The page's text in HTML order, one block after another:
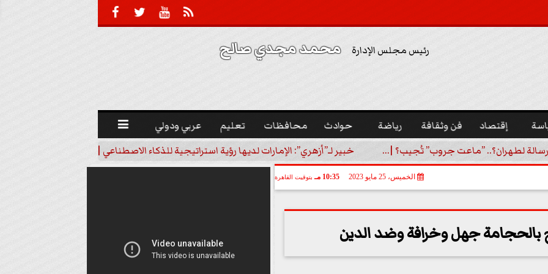
  

رئيس مجلس الإدارة محمد مجدي صالح
إقتصاد فن وثقافة رياضة حوادث محافظات تعليم عربي ودولي 
لطهران؟.. ”ماعت جروب” تُجيب؟ |... خبير لـ”أزهري”: الإمارات لديها رؤية استراتيجية للذكاء الاصطناعي | فيديو
الخميس، 25 مايو 2023 10:35 مـ بتوقيت القاهرة
بالحجامة جهل وخرافة وضد الدين